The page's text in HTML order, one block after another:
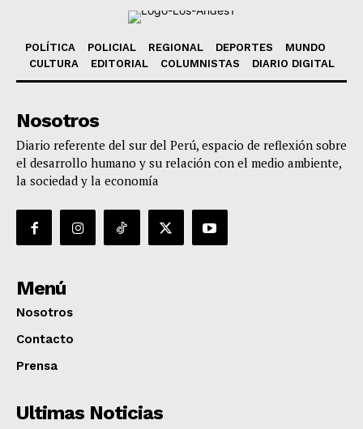
POLÍTICA POLICIAL REGIONAL DEPORTES
MUNDO
CULTURA
EDITORIAL COLUMNISTAS DIARIO DIGITAL
Nosotros
Diario referente del sur del Perú, espacio de reflexión sobre
el desarrollo humano y su relación con el medio ambiente,
la sociedad y la economía
Menú
Nosotros
Contacto
Prensa
Ultimas Noticias